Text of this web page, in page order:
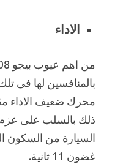
الاداء
بالمنافسين لها فى
محرك ضعيف الاداء
ذلك بالسلب على عزم
غضون 11 ثانية.